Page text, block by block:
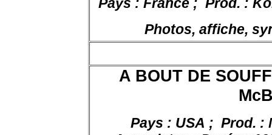
Pays : France ; Prod. :
Photos, affiche,
A BOUT DE
Pays : USA ; Prod. :